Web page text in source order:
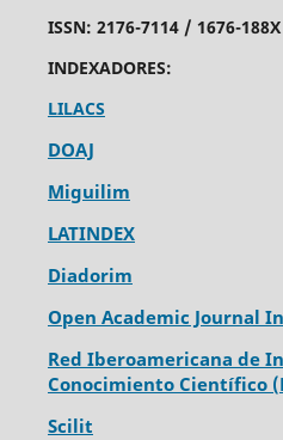
ISSN: 2176-7114 / 1676-188X
INDEXADORES:
LILACS
DOAJ
Miguilim
LATINDEX
Diadorim
Open Academic Journal
Red Iberoamericana de
Conocimiento Científico
Scilit